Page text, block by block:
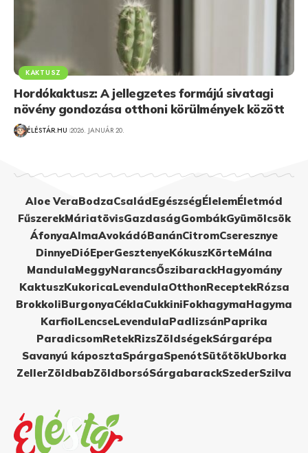
KAKTUSZ
Hordókaktusz: A jellegzetes formájú sivatagi
növény gondozása otthoni körülmények között
ÉLÉSTÁR.HU 2026. JANUÁR 20.
Aloe VeraBodzaCsaládEgészségÉlelemÉletmód
FűszerekMáriatövisGazdaságGombákGyümölcsök
ÁfonyaAlmaAvokádóBanánCitromCseresznye
DinnyeDióEperGesztenyeKókuszKörteMálna
MandulaMeggyNarancsŐszibarackHagyomány
KaktuszKukoricaLevendulaOtthonReceptekRózsa
BrokkoliBurgonyaCéklaCukkiniFokhagymaHagyma
KarfiolLencseLevendulaPadlizsánPaprika
ParadicsomRetekRizsZöldségekSárgarépa
Savanyú káposztaSpárgaSpenótSütőtökUborka
ZellerZöldbabZöldborsóSárgabarackSzederSzilva